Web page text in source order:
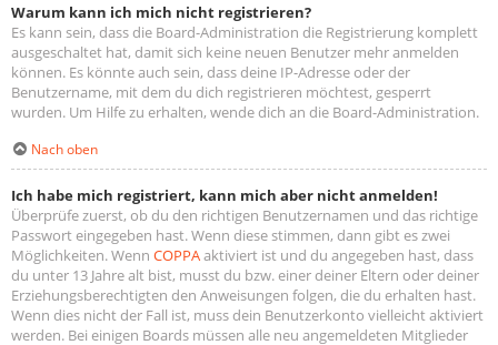
Warum kann ich mich nicht registrieren?
Es kann sein, dass die Board-Administration die Registrierung komplett
ausgeschaltet hat, damit sich keine neuen Benutzer mehr anmelden
können. Es könnte auch sein, dass deine IP-Adresse oder der
Benutzername, mit dem du dich registrieren möchtest, gesperrt
wurden. Um Hilfe zu erhalten, wende dich an die Board-Administration.
Nach oben
Ich habe mich registriert, kann mich aber nicht anmelden!
Überprüfe zuerst, ob du den richtigen Benutzernamen und das richtige
Passwort eingegeben hast. Wenn diese stimmen, dann gibt es zwei
Möglichkeiten. Wenn COPPAaktiviert ist und du angegeben hast, dass
du unter 13 Jahre alt bist, musst du bzw. einer deiner Eltern oder deiner
Erziehungsberechtigten den Anweisungen folgen, die du erhalten hast.
Wenn dies nicht der Fall ist, muss dein Benutzerkonto vielleicht aktiviert
werden. Bei einigen Boards müssen alle neu angemeldeten Mitglieder